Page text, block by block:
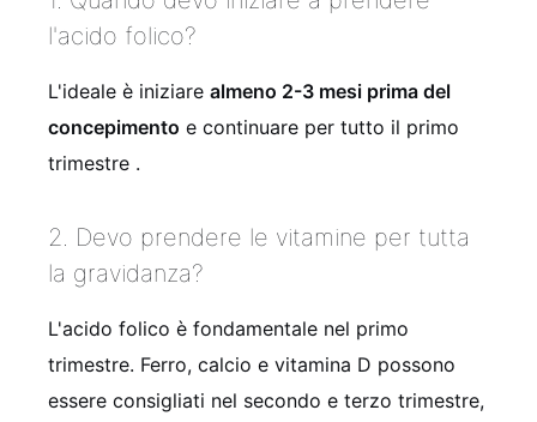
l'acido folico?
L'ideale è iniziare almeno 2-3 mesi prima del
concepimento e continuare per tutto il primo
trimestre .
2. Devo prendere le vitamine per tutta
la gravidanza?
L'acido folico è fondamentale nel primo
trimestre. Ferro, calcio e vitamina D possono
essere consigliati nel secondo e terzo trimestre,